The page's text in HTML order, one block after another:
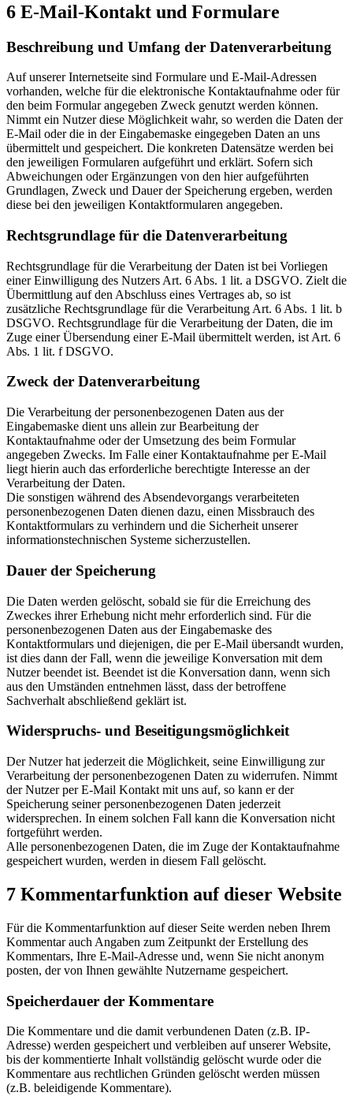
6 E-Mail-Kontakt und Formulare
Beschreibung und Umfang der Datenverarbeitung
Auf unserer Internetseite sind Formulare und E-Mail-Adressen
vorhanden, welche für die elektronische Kontaktaufnahme oder für
den beim Formular angegeben Zweck genutzt werden können.
Nimmt ein Nutzer diese Möglichkeit wahr, so werden die Daten der
E-Mail oder die in der Eingabemaske eingegeben Daten an uns
übermittelt und gespeichert. Die konkreten Datensätze werden bei
den jeweiligen Formularen aufgeführt und erklärt. Sofern sich
Abweichungen oder Ergänzungen von den hier aufgeführten
Grundlagen, Zweck und Dauer der Speicherung ergeben, werden
diese bei den jeweiligen Kontaktformularen angegeben.
Rechtsgrundlage für die Datenverarbeitung
Rechtsgrundlage für die Verarbeitung der Daten ist bei Vorliegen
einer Einwilligung des Nutzers Art. 6 Abs. 1 lit. a DSGVO. Zielt die
Übermittlung auf den Abschluss eines Vertrages ab, so ist
zusätzliche Rechtsgrundlage für die Verarbeitung Art. 6 Abs. 1 lit. b
DSGVO. Rechtsgrundlage für die Verarbeitung der Daten, die im
Zuge einer Übersendung einer E-Mail übermittelt werden, ist Art. 6
Abs. 1 lit. f DSGVO.
Zweck der Datenverarbeitung
Die Verarbeitung der personenbezogenen Daten aus der
Eingabemaske dient uns allein zur Bearbeitung der
Kontaktaufnahme oder der Umsetzung des beim Formular
angegeben Zwecks. Im Falle einer Kontaktaufnahme per E-Mail
liegt hierin auch das erforderliche berechtigte Interesse an der
Verarbeitung der Daten.
Die sonstigen während des Absendevorgangs verarbeiteten
personenbezogenen Daten dienen dazu, einen Missbrauch des
Kontaktformulars zu verhindern und die Sicherheit unserer
informationstechnischen Systeme sicherzustellen.
Dauer der Speicherung
Die Daten werden gelöscht, sobald sie für die Erreichung des
Zweckes ihrer Erhebung nicht mehr erforderlich sind. Für die
personenbezogenen Daten aus der Eingabemaske des
Kontaktformulars und diejenigen, die per E-Mail übersandt wurden,
ist dies dann der Fall, wenn die jeweilige Konversation mit dem
Nutzer beendet ist. Beendet ist die Konversation dann, wenn sich
aus den Umständen entnehmen lässt, dass der betroffene
Sachverhalt abschließend geklärt ist.
Widerspruchs- und Beseitigungsmöglichkeit
Der Nutzer hat jederzeit die Möglichkeit, seine Einwilligung zur
Verarbeitung der personenbezogenen Daten zu widerrufen. Nimmt
der Nutzer per E-Mail Kontakt mit uns auf, so kann er der
Speicherung seiner personenbezogenen Daten jederzeit
widersprechen. In einem solchen Fall kann die Konversation nicht
fortgeführt werden.
Alle personenbezogenen Daten, die im Zuge der Kontaktaufnahme
gespeichert wurden, werden in diesem Fall gelöscht.
7 Kommentarfunktion auf dieser Website
Für die Kommentarfunktion auf dieser Seite werden neben Ihrem
Kommentar auch Angaben zum Zeitpunkt der Erstellung des
Kommentars, Ihre E-Mail-Adresse und, wenn Sie nicht anonym
posten, der von Ihnen gewählte Nutzername gespeichert.
Speicherdauer der Kommentare
Die Kommentare und die damit verbundenen Daten (z.B. IP-
Adresse) werden gespeichert und verbleiben auf unserer Website,
bis der kommentierte Inhalt vollständig gelöscht wurde oder die
Kommentare aus rechtlichen Gründen gelöscht werden müssen
(z.B. beleidigende Kommentare).